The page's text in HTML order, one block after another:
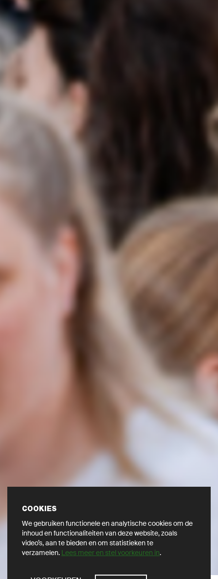
COOKIES
We gebruiken functionele en analytische cookies om de
inhoud en functionaliteiten van deze website, zoals
video’s, aan te bieden en om statistieken te
verzamelen. Lees meer en stel voorkeuren in.